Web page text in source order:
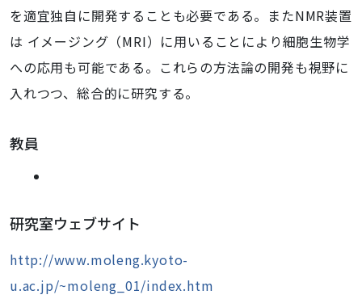
を適宜独自に開発することも必要である。またNMR装置
は イメージング（MRI）に用いることにより細胞生物学
への応用も可能である。これらの方法論の開発も視野に
入れつつ、総合的に研究する。
教員
研究室ウェブサイト
http://www.moleng.kyoto-
u.ac.jp/~moleng_01/index.htm